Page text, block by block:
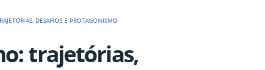
DESAFIOS E PROTAGONISMO
trajetórias,